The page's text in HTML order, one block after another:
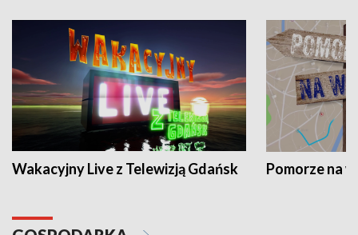
Wakacyjny Live z Telewizją Gdańsk Pomorze na